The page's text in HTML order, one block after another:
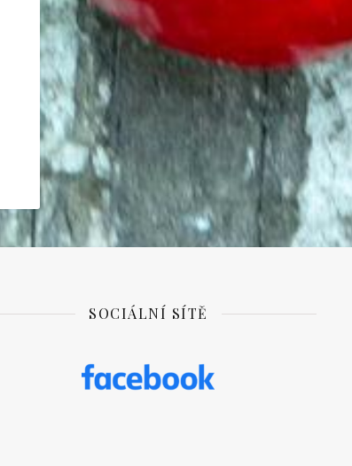
SOCIÁLNÍ SÍTĚ